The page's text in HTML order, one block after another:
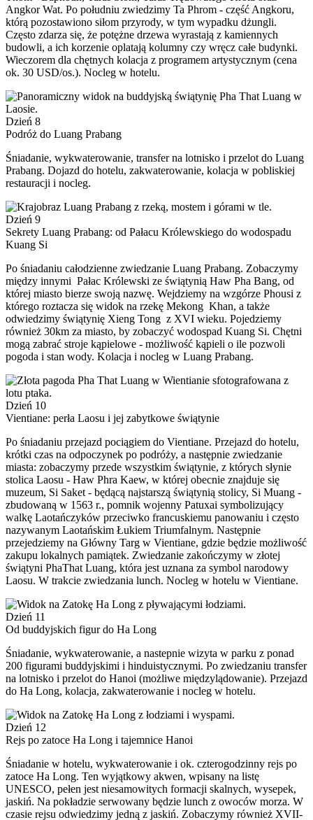
Angkor Wat. Po południu zwiedzimy Ta Phrom - część Angkoru,
którą pozostawiono siłom przyrody, w tym wypadku dżungli.
Często zdarza się, że potężne drzewa wyrastają z kamiennych
budowli, a ich korzenie oplatają kolumny czy wręcz całe budynki.
Wieczorem dla chętnych kolacja z programem artystycznym (cena
ok. 30 USD/os.). Nocleg w hotelu.
Dzień 8
Podróż do Luang Prabang
Śniadanie, wykwaterowanie, transfer na lotnisko i przelot do Luang
Prabang. Dojazd do hotelu, zakwaterowanie, kolacja w pobliskiej
restauracji i nocleg.
Dzień 9
Sekrety Luang Prabang: od Pałacu Królewskiego do wodospadu
Kuang Si
Po śniadaniu całodzienne zwiedzanie Luang Prabang. Zobaczymy
między innymi Pałac Królewski ze świątynią Haw Pha Bang, od
której miasto bierze swoją nazwę. Wejdziemy na wzgórze Phousi z
którego roztacza się widok na rzekę Mekong Khan, a także
odwiedzimy świątynię Xieng Tong z XVI wieku. Pojedziemy
również 30km za miasto, by zobaczyć wodospad Kuang Si. Chętni
mogą zabrać stroje kąpielowe - możliwość kąpieli o ile pozwoli
pogoda i stan wody. Kolacja i nocleg w Luang Prabang.
Dzień 10
Vientiane: perła Laosu i jej zabytkowe świątynie
Po śniadaniu przejazd pociągiem do Vientiane. Przejazd do hotelu,
krótki czas na odpoczynek po podróży, a następnie zwiedzanie
miasta: zobaczymy przede wszystkim świątynie, z których słynie
stolica Laosu - Haw Phra Kaew, w której obecnie znajduje się
muzeum, Si Saket - będącą najstarszą świątynią stolicy, Si Muang -
zbudowaną w 1563 r., pomnik wojenny Patuxai symbolizujący
walkę Laotańczyków przeciwko francuskiemu panowaniu i często
nazywanym Laotańskim Łukiem Triumfalnym. Następnie
przejedziemy na Główny Targ w Vientiane, gdzie będzie możliwość
zakupu lokalnych pamiątek. Zwiedzanie zakończymy w złotej
świątyni PhaThat Luang, która jest uznana za symbol narodowy
Laosu. W trakcie zwiedzania lunch. Nocleg w hotelu w Vientiane.
Dzień 11
Od buddyjskich figur do Ha Long
Śniadanie, wykwaterowanie, a nastepnie wizyta w parku z ponad
200 figurami buddyjskimi i hinduistycznymi. Po zwiedzaniu transfer
na lotnisko i przelot do Hanoi (możliwe międzylądowanie). Przejazd
do Ha Long, kolacja, zakwaterowanie i nocleg w hotelu.
Dzień 12
Rejs po zatoce Ha Long i tajemnice Hanoi
Śniadanie w hotelu, wykwaterowanie i ok. czterogodzinny rejs po
zatoce Ha Long. Ten wyjątkowy akwen, wpisany na listę
UNESCO, pełen jest niesamowitych formacji skalnych, wysepek,
jaskiń. Na pokładzie serwowany będzie lunch z owoców morza. W
czasie rejsu odwiedzimy jedną z jaskiń. Zobaczymy również XVII-